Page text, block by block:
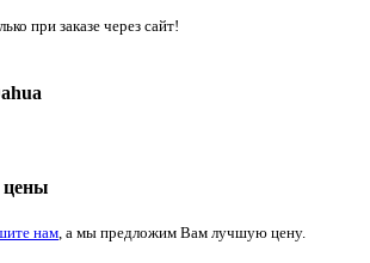
при заказе через сайт!
цены
нам , а мы предложим Вам лучшую цену.